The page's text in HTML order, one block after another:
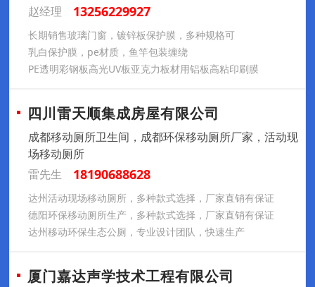
赵经理
13256229927
长期销售玻璃门窗，镀锌板保护膜，多种规格可
乳白保护膜，pe材质，鱼竿包装缠绕
PE透明彩钢板高光UV板亚克力板材用铝板高粘印刷膜
四川雷天顺集成房屋有限公司
成都移动厕所卫生间，成都环保移动厕所厂家，活动现
场移动厕所
雷先生
18190688628
达州活动现场移动厕所，多种款式选择，厂家直销有保证
德阳环保移动厕所生产，多种款式选择，厂家直销有保证
达州移动环保生态公厕，专业设计团队，快速生产
厦门嘉达声学技术工程有限公司